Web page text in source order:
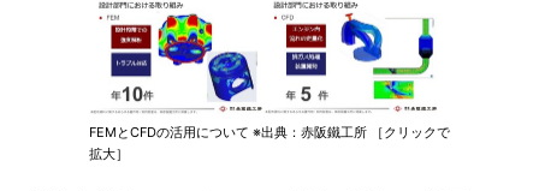
FEMとCFDの活用について ※出典：赤阪鐵工所 ［クリックで
拡大］